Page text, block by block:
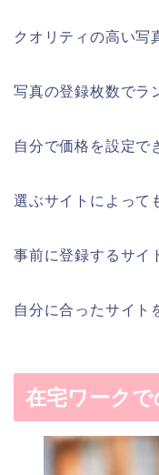
クオリティの高い写
写真の登録枚数でラ
自分で価格を設定で
選ぶサイトによって
事前に登録するサイ
自分に合ったサイト
在宅ワーク